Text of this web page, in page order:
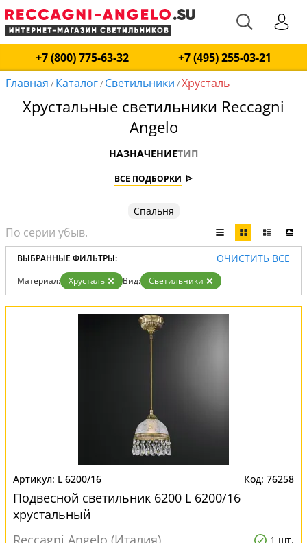
+7 (800) 775-63-32
+7 (495) 255-03-21
Главная / Каталог/ Светильники /Хрусталь
Хрустальные светильники Reccagni
Angelo
НАЗНАЧЕНИЕТИП
ВСЕ ПОДБОРКИ
Спальня
ВЫБРАННЫЕ ФИЛЬТРЫ: ОЧИСТИТЬ ВСЕ
Материал: Хрусталь Вид: Светильники
L 6200/16 76258
Подвесной светильник 6200 L 6200/16
хрустальный
Reccagni Angelo (Италия)
1 шт.